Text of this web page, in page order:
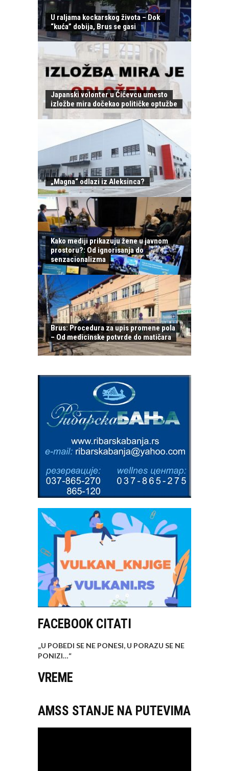
U raljama kockarskog života – Dok
“kuća” dobija, Brus se gasi
Japanski volonter u Ćićevcu umesto
izložbe mira dočekao političke optužbe
„Magna“ odlazi iz Aleksinca?
Kako mediji prikazuju žene u javnom
prostoru?: Od ignorisanja do
senzacionalizma
Brus: Procedura za upis promene pola
– Od medicinske potvrde do matičara
FACEBOOK CITATI
„U POBEDI SE NE PONESI, U PORAZU SE NE
PONIZI…“
VREME
AMSS STANJE NA PUTEVIMA